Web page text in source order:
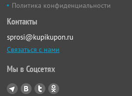
Политика конфиденциальности
Контакты
sprosi@kupikupon.ru
Связаться с нами
Мы в Соцсетях